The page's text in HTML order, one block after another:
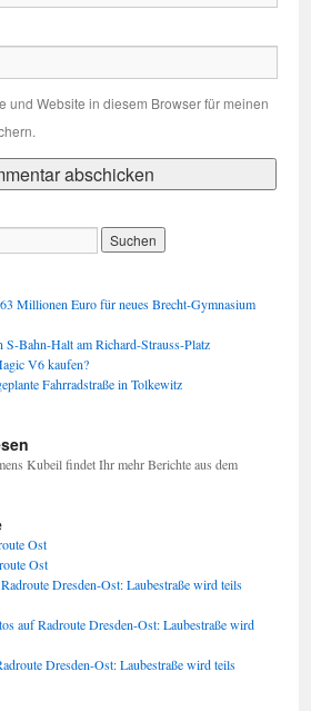
und Website in diesem Browser für meinen
Millionen Euro für neues Brecht-Gymnasium
S-Bahn-Halt am Richard-Strauss-Platz
V6 kaufen?
Fahrradstraße in Tolkewitz
Kubeil findet Ihr mehr Berichte aus dem
Ost
Ost
Dresden-Ost: Laubestraße wird teils
auf Radroute Dresden-Ost: Laubestraße wird
Dresden-Ost: Laubestraße wird teils